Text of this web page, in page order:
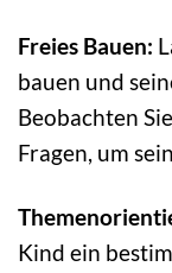
Freies Bauen:
bauen und
Beobachten
Fragen, um
Kind ein